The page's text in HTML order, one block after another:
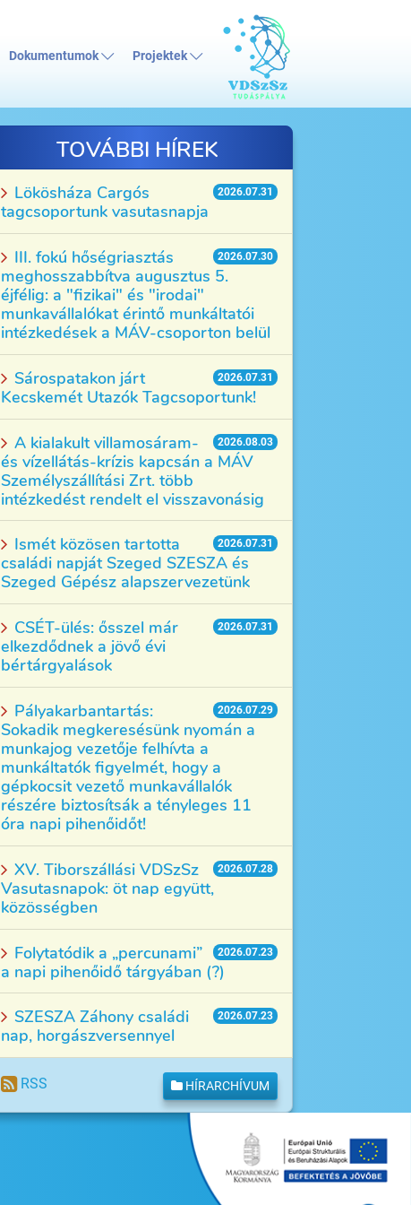
Dokumentumok Projektek
TOVÁBBI HÍREK
2026.07.31
Lökösháza Cargós
tagcsoportunk vasutasnapja
2026.07.30
III. fokú hőségriasztás
meghosszabbítva augusztus 5.
éjfélig: a "fizikai" és "irodai"
munkavállalókat érintő munkáltatói
intézkedések a MÁV-csoporton belül
2026.07.31
Sárospatakon járt
Kecskemét Utazók Tagcsoportunk!
2026.08.03
A kialakult villamosáram-
és vízellátás-krízis kapcsán a MÁV
Személyszállítási Zrt. több
intézkedést rendelt el visszavonásig
2026.07.31
Ismét közösen tartotta
családi napját Szeged SZESZA és
Szeged Gépész alapszervezetünk
2026.07.31
CSÉT-ülés: ősszel már
elkezdődnek a jövő évi
bértárgyalások
2026.07.29
Pályakarbantartás:
Sokadik megkeresésünk nyomán a
munkajog vezetője felhívta a
munkáltatók figyelmét, hogy a
gépkocsit vezető munkavállalók
részére biztosítsák a tényleges 11
óra napi pihenőidőt!
2026.07.28
XV. Tiborszállási VDSzSz
Vasutasnapok: öt nap együtt,
közösségben
2026.07.23
Folytatódik a „percunami”
a napi pihenőidő tárgyában (?)
2026.07.23
SZESZA Záhony családi
nap, horgászversennyel
RSS HÍRARCHÍVUM